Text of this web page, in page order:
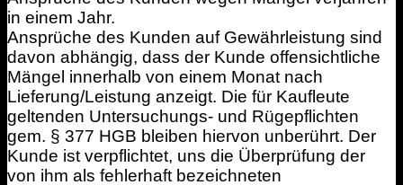
in einem Jahr.
Ansprüche des Kunden auf Gewährleistung sind
davon abhängig, dass der Kunde offensichtliche
Mängel innerhalb von einem Monat nach
Lieferung/Leistung anzeigt. Die für Kaufleute
geltenden Untersuchungs- und Rügepflichten
gem. § 377 HGB bleiben hiervon unberührt. Der
Kunde ist verpflichtet, uns die Überprüfung der
von ihm als fehlerhaft bezeichneten